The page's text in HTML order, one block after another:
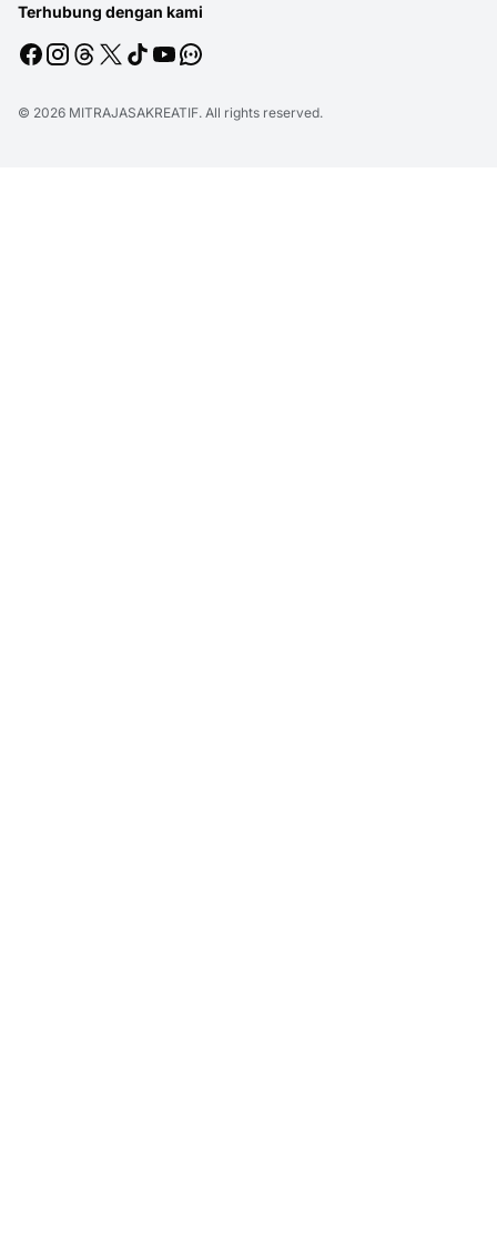
Terhubung dengan kami
© 2026 MITRAJASAKREATIF. All rights reserved.